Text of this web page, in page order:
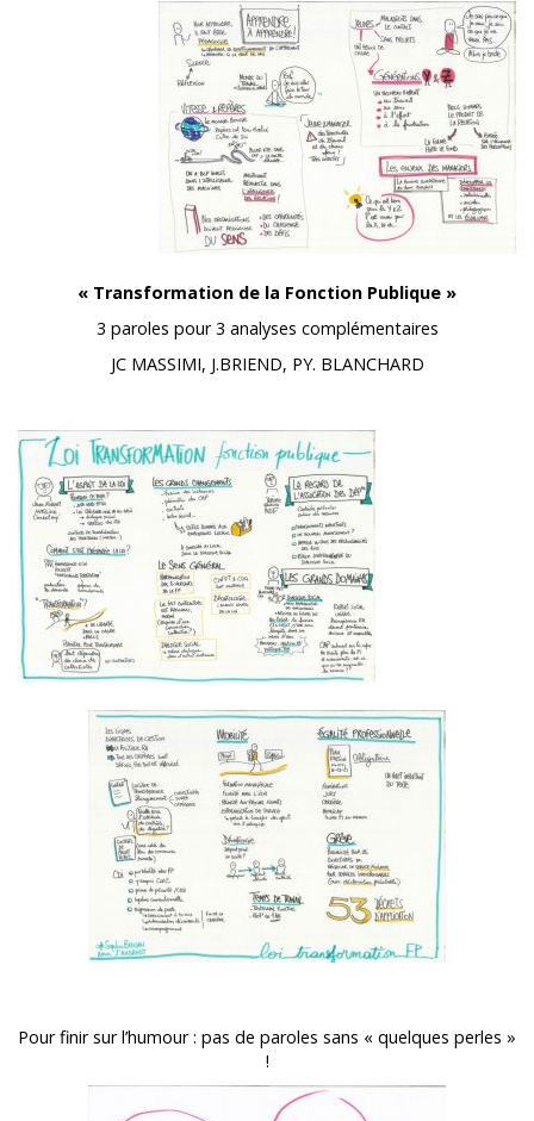
« Transformation de la Fonction Publique »
3 paroles pour 3 analyses complémentaires
JC MASSIMI, J.BRIEND, PY. BLANCHARD
Pour finir sur l’humour : pas de paroles sans « quelques perles »
!